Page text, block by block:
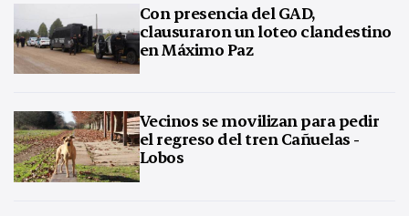
Con presencia del GAD,
clausuraron un loteo clandestino
en Máximo Paz
Vecinos se movilizan para pedir
el regreso del tren Cañuelas -
Lobos